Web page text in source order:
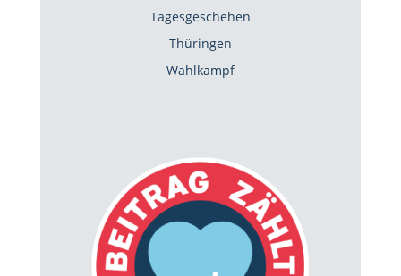
Tagesgeschehen
Thüringen
Wahlkampf